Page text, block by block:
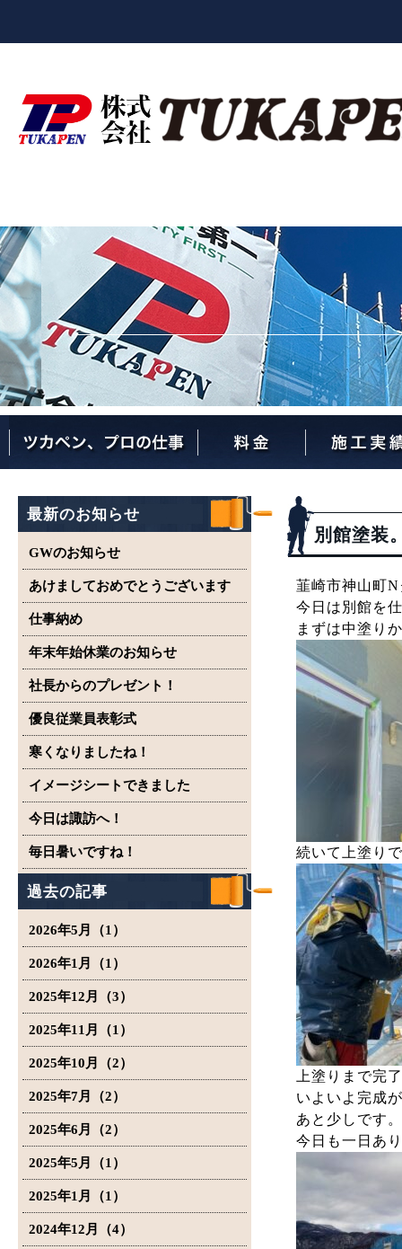
最新のお知らせ
GWのお知らせ
あけましておめでとうございます
仕事納め
年末年始休業のお知らせ
社長からのプレゼント！
優良従業員表彰式
寒くなりましたね！
イメージシートできました
今日は諏訪へ！
毎日暑いですね！
過去の記事
2026年5月（1）
2026年1月（1）
2025年12月（3）
2025年11月（1）
2025年10月（2）
2025年7月（2）
2025年6月（2）
2025年5月（1）
2025年1月（1）
2024年12月（4）
別館塗装
韮崎市神山町
今日は別館を
まずは中塗り
続いて上塗り
上塗りまで完
いよいよ完成
あと少しです。
今日も一日あ